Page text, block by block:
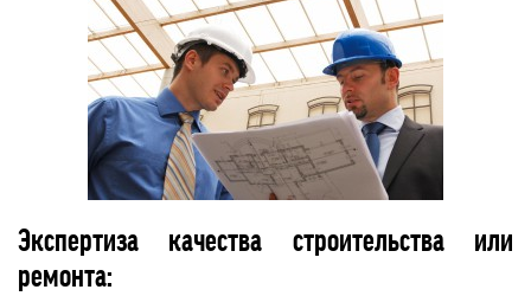
Экспертиза качества строительства или
ремонта: